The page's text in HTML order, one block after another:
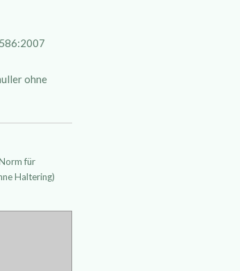
ohne
für
Haltering)